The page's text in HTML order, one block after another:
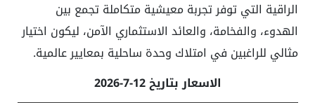
الراقية التي توفر تجربة معيشية متكاملة تجمع بين
الهدوء، والفخامة، والعائد الاستثماري الآمن، ليكون اختيار
مثالي للراغبين في امتلاك وحدة ساحلية بمعايير عالمية.
الاسعار بتاريخ 12-7-2026